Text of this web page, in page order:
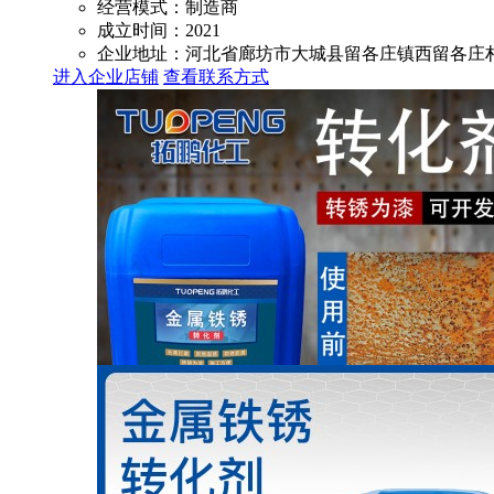
经营模式： 制造商
成立时间： 2021
企业地址： 河北省廊坊市大城县留各庄镇西留各庄
进入企业店铺 查看联系方式